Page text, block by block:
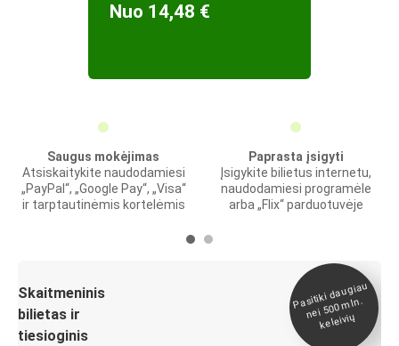
Nuo 14,48 €
Saugus mokėjimas
Atsiskaitykite naudodamiesi
„PayPal“, „Google Pay“, „Visa“
ir tarptautinėmis kortelėmis
Paprasta įsigyti
Įsigykite bilietus internetu,
naudodamiesi programėle
arba „Flix“ parduotuvėje
Skaitmeninis
bilietas ir
tiesioginis
Pasitiki daugiau
nei 500
mln.
keleivių